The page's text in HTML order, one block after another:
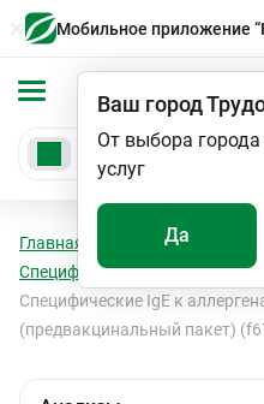
Мобильное приложение
Ваш город
От выбора
услуг
Да
Главная Анализы
Специфические Ig E к
Специфические IgE к
(предвакцинальный пакет)